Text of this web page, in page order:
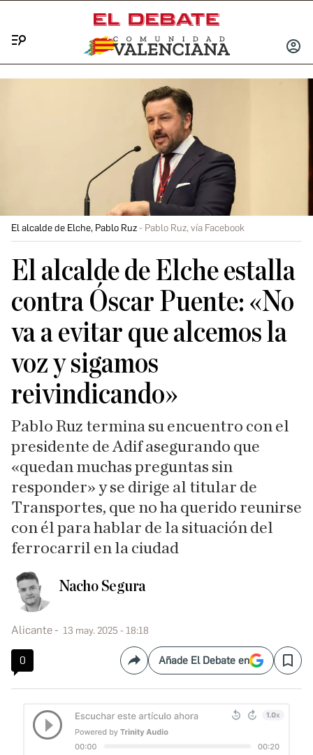
INICIAR
El alcalde de Elche, Pablo Ruz Pablo Ruz, vía Facebook
El alcalde de Elche estalla
contra Óscar Puente: «No
va a evitar que alcemos la
voz y sigamos
reivindicando»
Pablo Ruz termina su encuentro con el
presidente de Adif asegurando que
«quedan muchas preguntas sin
responder» y se dirige al titular de
Transportes, que no ha querido reunirse
con él para hablar de la situación del
ferrocarril en la ciudad
Nacho Segura
Alicante 13 may. 2025 - 18:18
0 CompartirAñade El Debate en Save